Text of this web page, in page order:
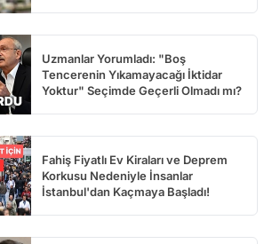
Uzmanlar Yorumladı: "Boş
Tencerenin Yıkamayacağı İktidar
Yoktur" Seçimde Geçerli Olmadı mı?
Fahiş Fiyatlı Ev Kiraları ve Deprem
Korkusu Nedeniyle İnsanlar
İstanbul'dan Kaçmaya Başladı!